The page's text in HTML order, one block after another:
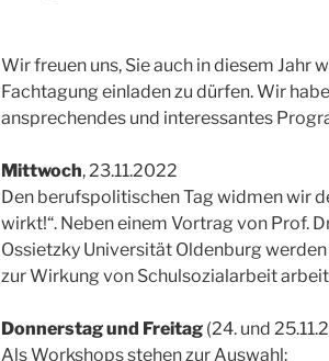
Wir freuen uns, Sie auch in diesem Jahr
Fachtagung einladen zu dürfen. Wir
ansprechendes und interessantes
Mittwoch, 23.11.2022
Den berufspolitischen Tag widmen wir
wirkt!“. Neben einem Vortrag von Prof.
Ossietzky Universität Oldenburg
zur Wirkung von Schulsozialarbeit
Donnerstag und Freitag (24. und
Als Workshops stehen zur Auswahl: